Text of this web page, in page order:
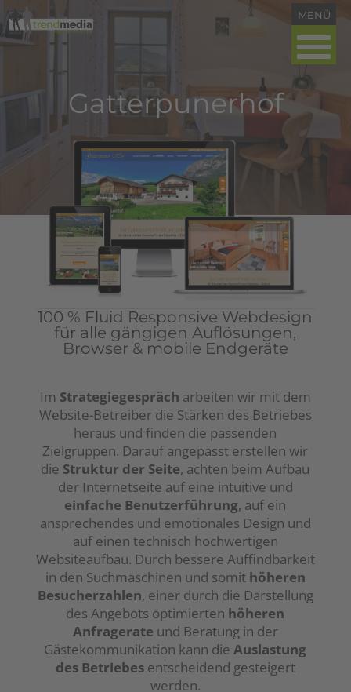
Gatterpunerhof
100 % Fluid Responsive Webdesign
für alle gängigen Auflösungen,
Browser & mobile Endgeräte
Im Strategiegespräch arbeiten wir mit dem
Website-Betreiber die Stärken des Betriebes
heraus und finden die passenden
Zielgruppen. Darauf angepasst erstellen wir
die Struktur der Seite, achten beim Aufbau
der Internetseite auf eine intuitive und
einfache Benutzerführung, auf ein
ansprechendes und emotionales Design und
auf einen technisch hochwertigen
Websiteaufbau. Durch bessere Auffindbarkeit
in den Suchmaschinen und somit höheren
Besucherzahlen, einer durch die Darstellung
des Angebots optimierten höheren
Anfragerate und Beratung in der
Gästekommunikation kann dieAuslastung
des Betriebesentscheidend gesteigert
werden.